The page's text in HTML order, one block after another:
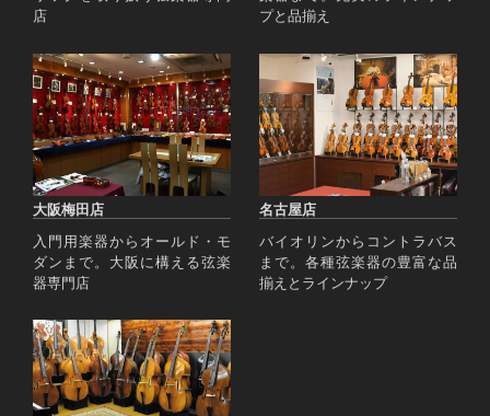
店
プと品揃え
大阪梅田店
入門用楽器からオールド・モ
ダンまで。大阪に構える弦楽
器専門店
名古屋店
バイオリンからコントラバス
まで。各種弦楽器の豊富な品
揃えとラインナップ